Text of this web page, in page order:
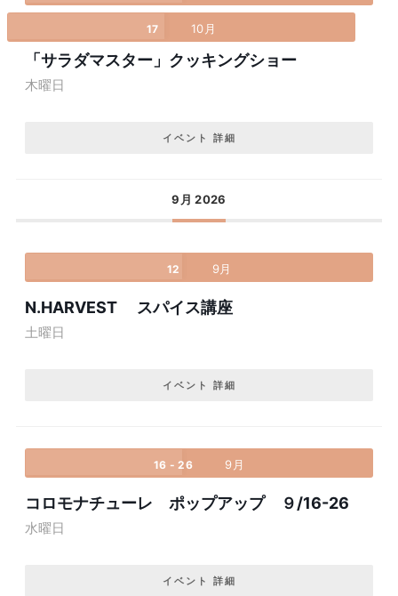
17 10月
「サラダマスター」クッキングショー
木曜日
イベント 詳細
9月 2026
12 9月
N.HARVEST スパイス講座
土曜日
イベント 詳細
16 - 26 9月
コロモナチューレ ポップアップ ９/16-26
水曜日
イベント 詳細